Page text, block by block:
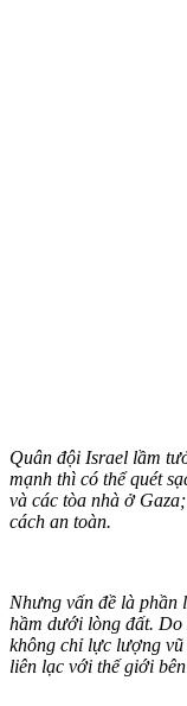
Quân đội Israel lầm
mạnh thì có thể quét
và các tòa nhà ở
cách an toàn.
Nhưng vấn đề là
hầm dưới lòng đất. Do
không chỉ lực lượng vũ
liên lạc với thế giới